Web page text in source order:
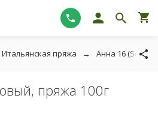
Итальянская пряжа Анна 16 (Seam)
пряжа 100г